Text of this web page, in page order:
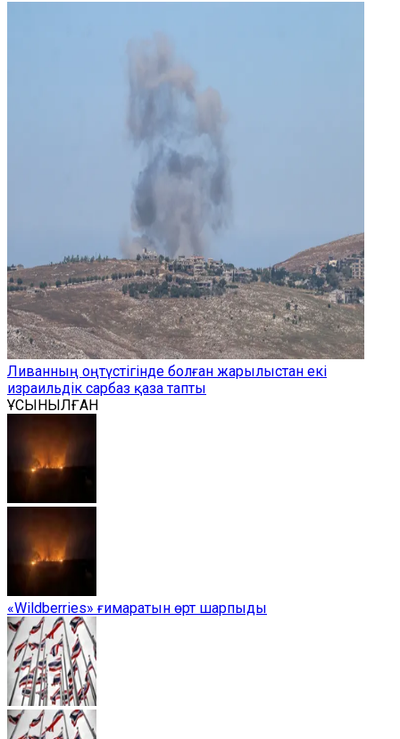
Ливанның оңтүстігінде болған жарылыстан екі
израильдік сарбаз қаза тапты
ҰСЫНЫЛҒАН
«Wildberries» ғимаратын өрт шарпыды